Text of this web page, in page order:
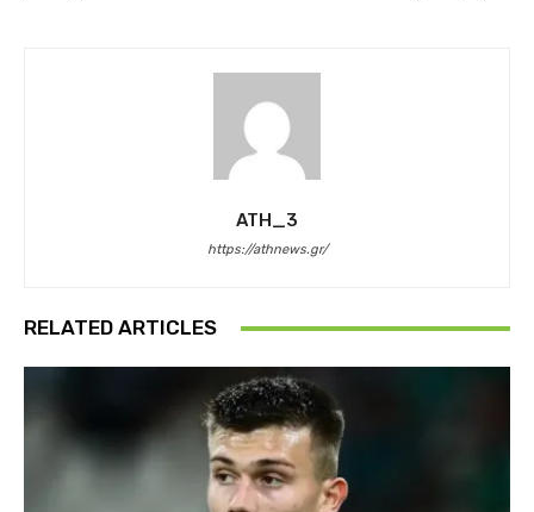
ATH_3
https://athnews.gr/
RELATED ARTICLES